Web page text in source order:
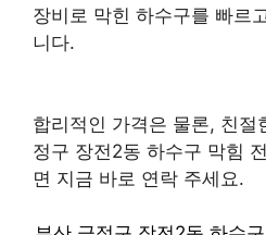
장비로 막힌 하수구를 빠르
니다.
합리적인 가격은 물론, 친절
정구 장전2동 하수구 막힘
면 지금 바로 연락 주세요.